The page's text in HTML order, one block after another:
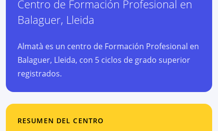
Centro de Formación Profesional en
Balaguer, Lleida
Almatà es un centro de Formación Profesional en
Balaguer, Lleida, con 5 ciclos de grado superior
registrados.
RESUMEN DEL CENTRO